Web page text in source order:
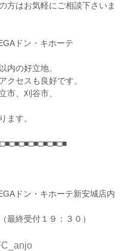
方はお気軽にご相談下さいま
ドン・キホーテ
内の好立地。
クセスも良好です。
市、刈谷市、
ます。
ドン・キホーテ新安城店内
終受付１９：３０）